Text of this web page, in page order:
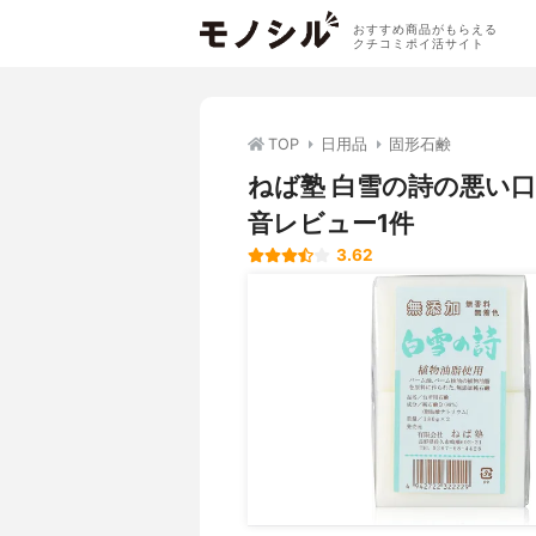
おすすめ商品がもらえる
クチコミポイ活サイト
TOP 日用品 固形石鹸
ねば塾 白雪の詩の悪い
音レビュー1件
3.62